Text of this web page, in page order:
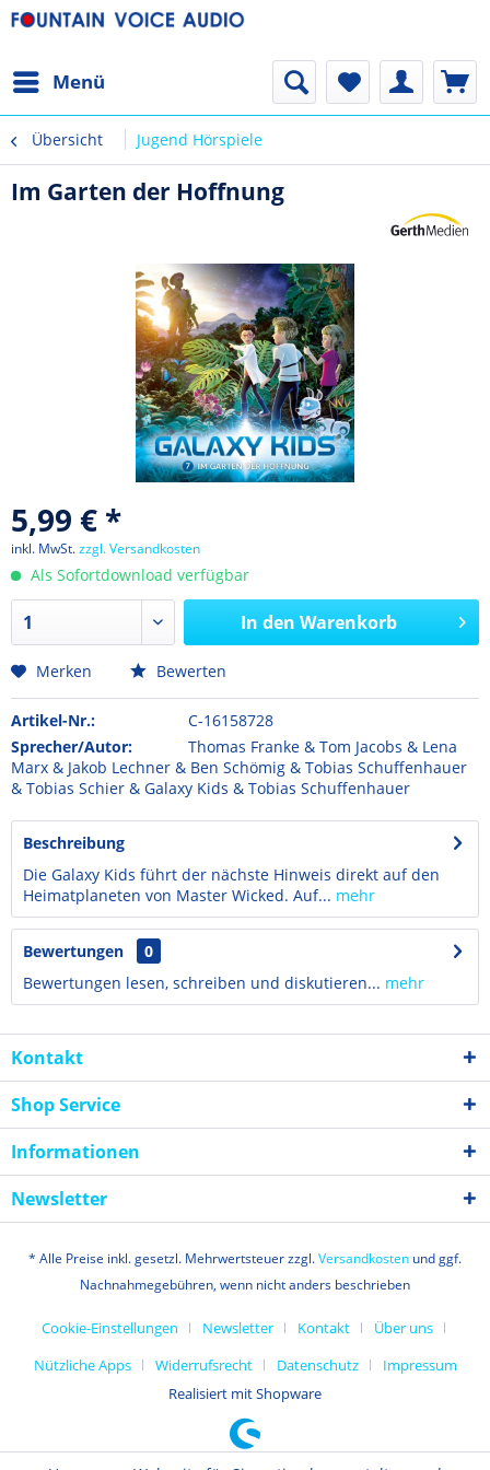
Menü
Übersicht Jugend Hörspiele
Im Garten der Hoffnung
5,99 € *
inkl. MwSt.zzgl. Versandkosten
Als Sofortdownload verfügbar
In den Warenkorb
Merken Bewerten
Artikel-Nr.:
C-16158728
Sprecher/Autor:
Thomas Franke & Tom Jacobs & Lena
Marx & Jakob Lechner & Ben Schömig & Tobias Schuffenhauer
& Tobias Schier & Galaxy Kids & Tobias Schuffenhauer
Beschreibung
Die Galaxy Kids führt der nächste Hinweis direkt auf den
Heimatplaneten von Master Wicked. Auf... mehr
Bewertungen
0
Bewertungen lesen, schreiben und diskutieren... mehr
Kontakt
Shop Service
Informationen
Newsletter
* Alle Preise inkl. gesetzl. Mehrwertsteuer zzgl.Versandkosten und ggf.
Nachnahmegebühren, wenn nicht anders beschrieben
Cookie-Einstellungen Newsletter Kontakt
Über uns
Nützliche Apps
Widerrufsrecht Datenschutz
Impressum
Realisiert mit Shopware